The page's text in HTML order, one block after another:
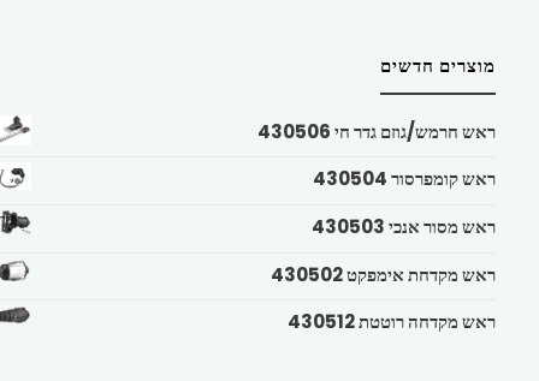
מוצרים חדשים
ראש חרמש/גוזם גדר חי 430506
ראש קומפרסור 430504
ראש מסור אנכי 430503
ראש מקדחת אימפקט 430502
ראש מקדחה רוטטת 430512